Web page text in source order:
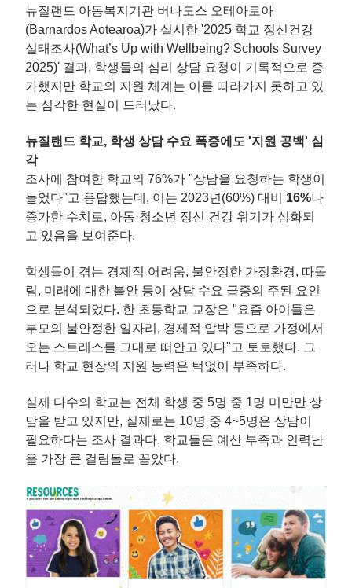
뉴질랜드 아동복지기관 버나도스 오테아로아
(Barnardos Aotearoa)가 실시한 '2025 학교 정신건강
실태조사(What’s Up with Wellbeing? Schools Survey
2025)' 결과, 학생들의 심리 상담 요청이 기록적으로 증
가했지만 학교의 지원 체계는 이를 따라가지 못하고 있
는 심각한 현실이 드러났다.
뉴질랜드 학교, 학생 상담 수요 폭증에도 '지원 공백' 심
각
조사에 참여한 학교의 76%가 "상담을 요청하는 학생이
늘었다"고 응답했는데, 이는 2023년(60%) 대비 16%나
증가한 수치로, 아동·청소년 정신 건강 위기가 심화되
고 있음을 보여준다.
학생들이 겪는 경제적 어려움, 불안정한 가정환경, 따돌
림, 미래에 대한 불안 등이 상담 수요 급증의 주된 요인
으로 분석되었다. 한 초등학교 교장은 "요즘 아이들은
부모의 불안정한 일자리, 경제적 압박 등으로 가정에서
오는 스트레스를 그대로 떠안고 있다"고 토로했다. 그
러나 학교 현장의 지원 능력은 턱없이 부족하다.
실제 다수의 학교는 전체 학생 중 5명 중 1명 미만만 상
담을 받고 있지만, 실제로는 10명 중 4~5명은 상담이
필요하다는 조사 결과다. 학교들은 예산 부족과 인력난
을 가장 큰 걸림돌로 꼽았다.